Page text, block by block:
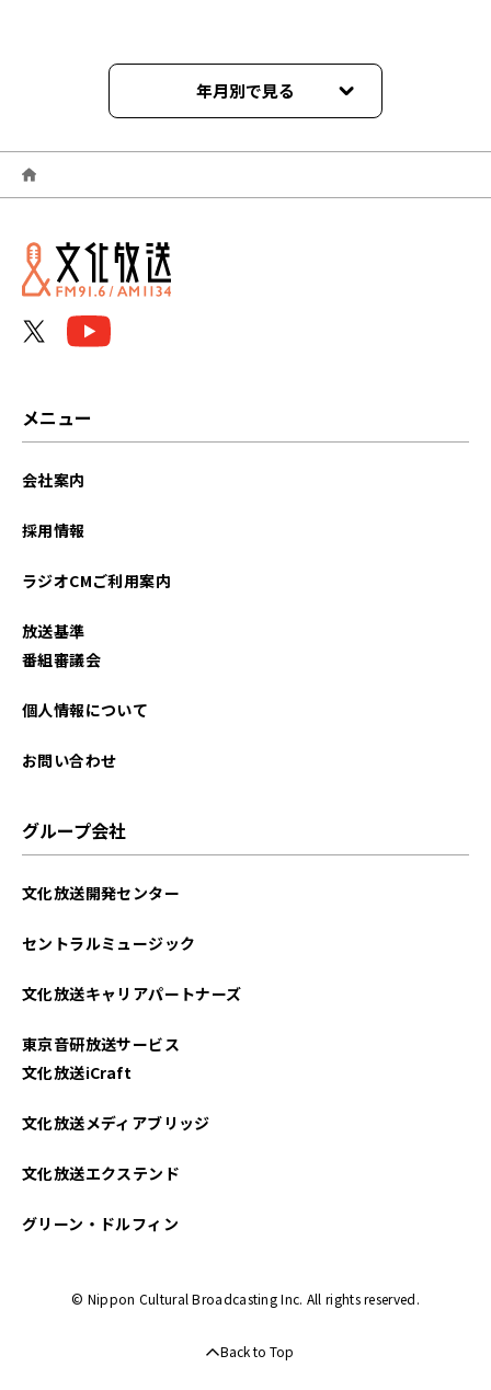
年月別で見る
2026年06月
2026年05月
2026年04月
2023年11月
2023年08月
2021年08月
2021年07月
2021年06月
メニュー
会社案内
採用情報
ラジオCMご利用案内
放送基準
番組審議会
個人情報について
お問い合わせ
グループ会社
文化放送開発センター
セントラルミュージック
文化放送キャリアパートナーズ
東京音研放送サービス
文化放送iCraft
文化放送メディアブリッジ
文化放送エクステンド
グリーン・ドルフィン
© Nippon Cultural Broadcasting Inc. All rights reserved.
Back to Top